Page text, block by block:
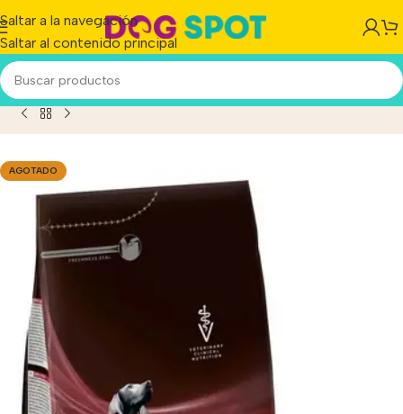
Saltar a la navegación
Saltar al contenido principal
/Pro Plan Perro Cardiaco Cc Cardiocare X 7.5 Kg
AGOTADO